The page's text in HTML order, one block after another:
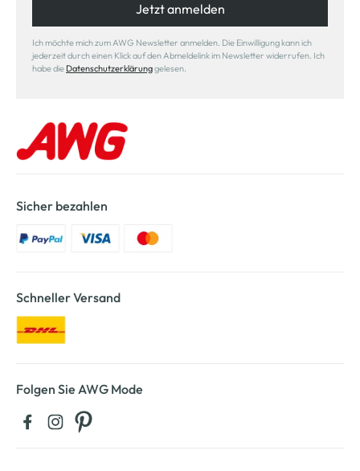
Jetzt anmelden
Ich möchte mich zum AWG Newsletter anmelden. Die Einwilligung kann ich
jederzeit durch einen Klick auf den Abmeldelink im Newsletter widerrufen. Ich
habe die Datenschutzerklärunggelesen.
Sicher bezahlen
Schneller Versand
Folgen Sie AWG Mode